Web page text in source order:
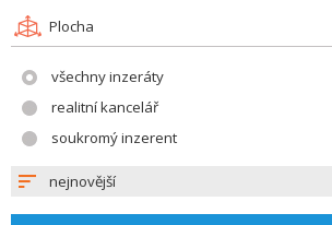
Plocha
všechny inzeráty
realitní kancelář
soukromý inzerent
nejnovější